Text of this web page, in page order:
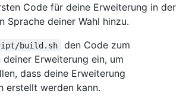
Code für deine Erweiterung in der
Sprache deiner Wahl hinzu.
build.sh
den Code zum
deiner Erweiterung ein, um
dass deine Erweiterung
erstellt werden kann.